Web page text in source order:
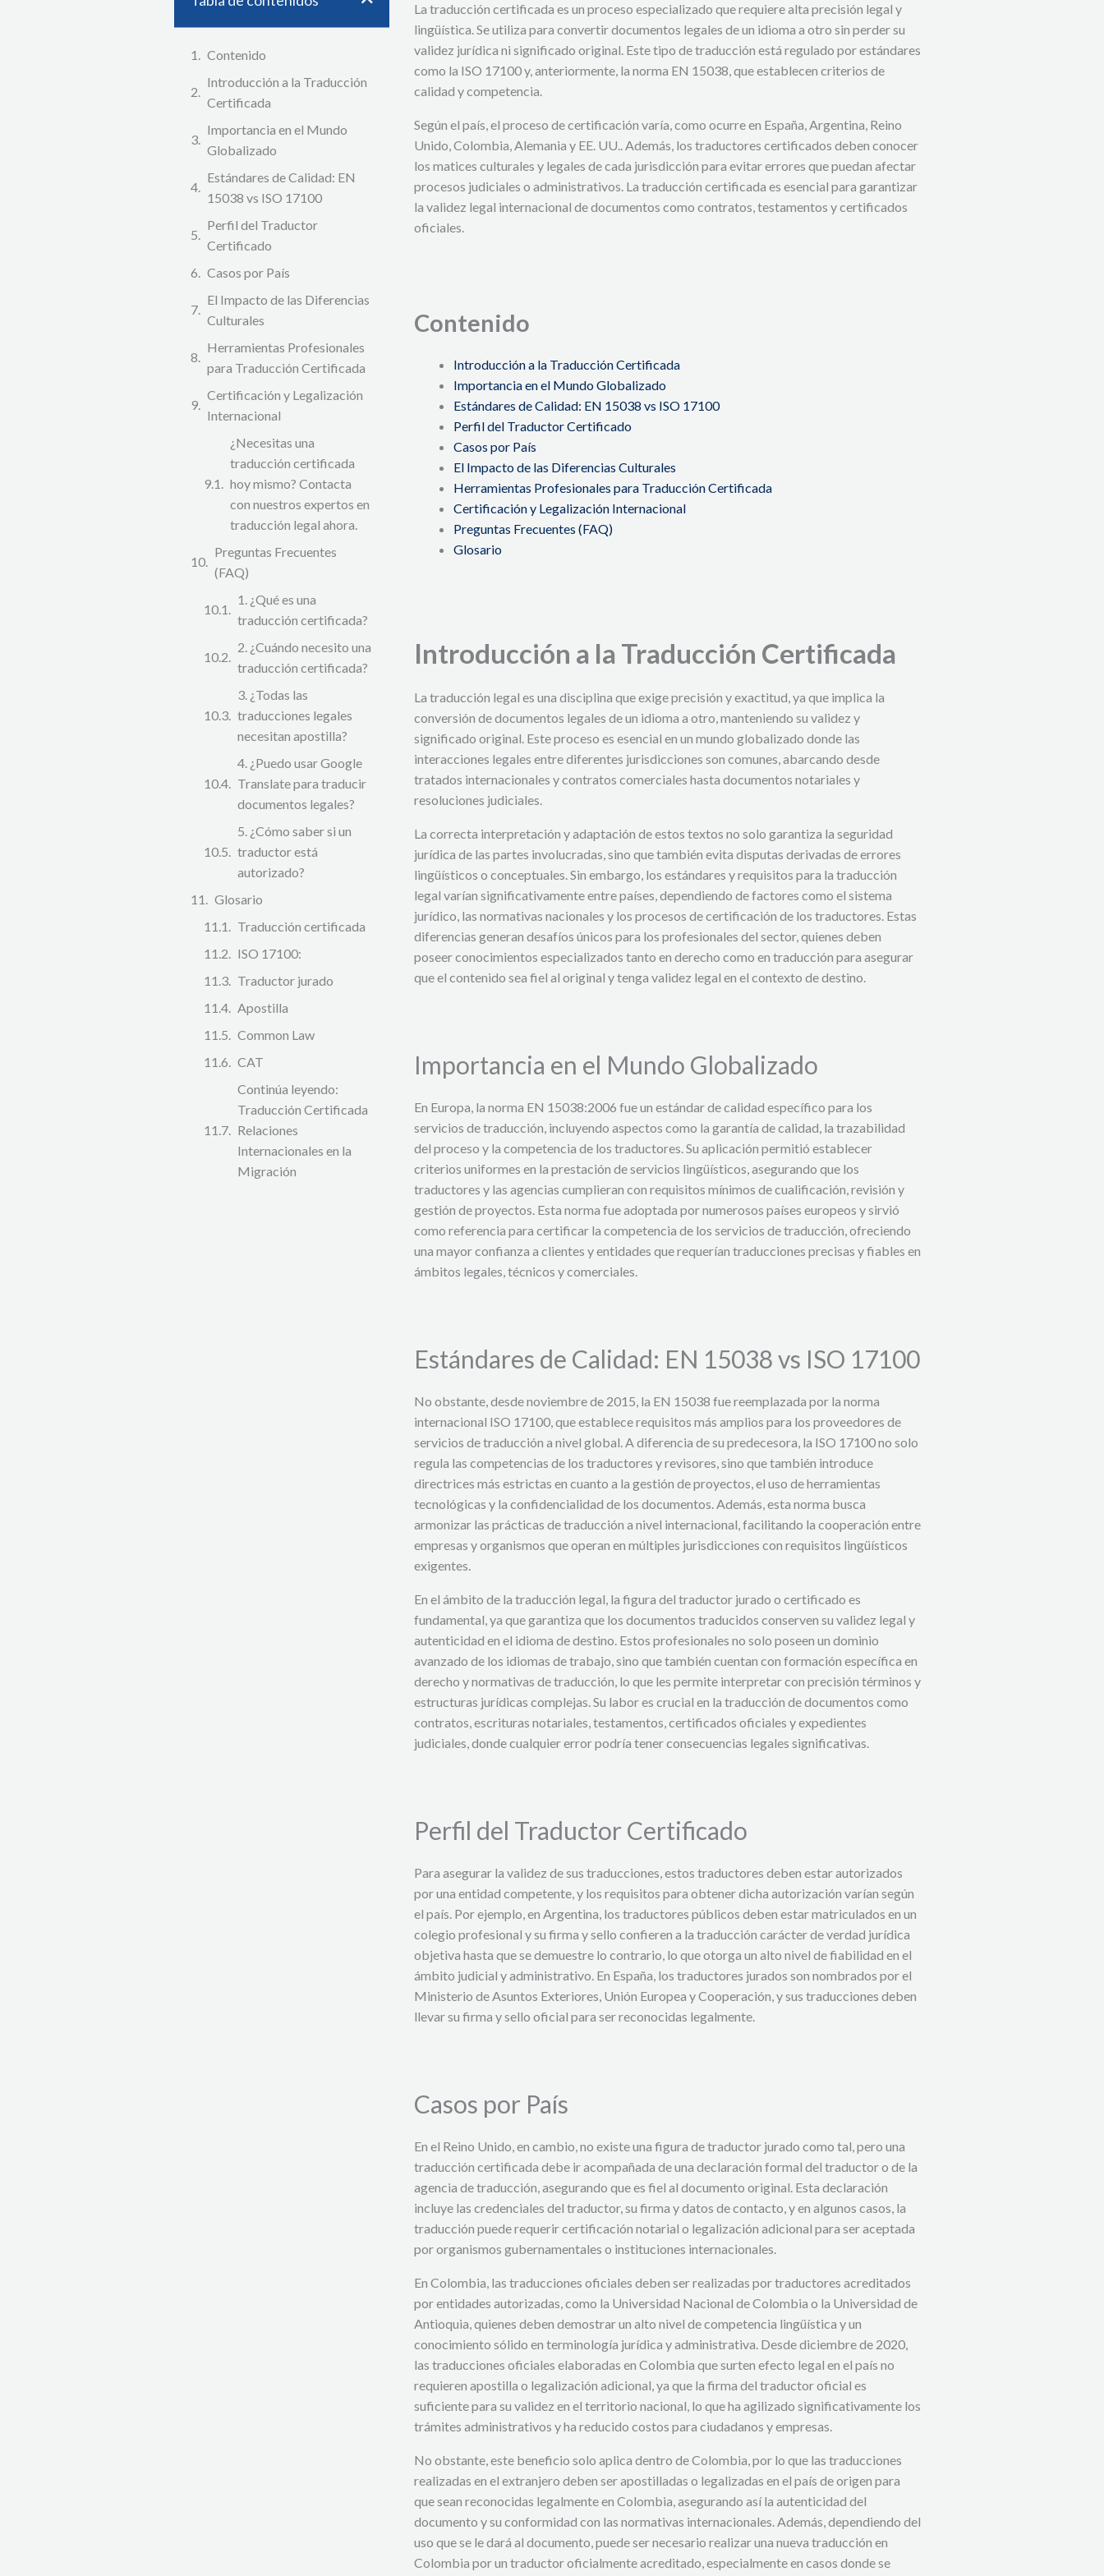
Contenido
Introducción a la Traducción
Certificada
Importancia en el Mundo
Globalizado
Estándares de Calidad: EN
15038 vs ISO 17100
Perfil del Traductor
Certificado
Casos por País
El Impacto de las Diferencias
Culturales
Herramientas Profesionales
para Traducción Certificada
Certificación y Legalización
Internacional
¿Necesitas una
traducción certificada
hoy mismo? Contacta
con nuestros expertos en
traducción legal ahora.
Preguntas Frecuentes
(FAQ)
1. ¿Qué es una
traducción certificada?
2. ¿Cuándo necesito una
traducción certificada?
3. ¿Todas las
traducciones legales
necesitan apostilla?
4. ¿Puedo usar Google
Translate para traducir
documentos legales?
5. ¿Cómo saber si un
traductor está
autorizado?
Glosario
Traducción certificada
ISO 17100:
Traductor jurado
Apostilla
Common Law
CAT
Continúa leyendo:
Traducción Certificada
Relaciones
Internacionales en la
Migración
La traducción certificada es un proceso especializado que requiere alta precisión legal y
lingüística. Se utiliza para convertir documentos legales de un idioma a otro sin perder su
validez jurídica ni significado original. Este tipo de traducción está regulado por estándares
como la ISO 17100 y, anteriormente, la norma EN 15038, que establecen criterios de
calidad y competencia.
Según el país, el proceso de certificación varía, como ocurre en España, Argentina, Reino
Unido, Colombia, Alemania y EE. UU.. Además, los traductores certificados deben conocer
los matices culturales y legales de cada jurisdicción para evitar errores que puedan afectar
procesos judiciales o administrativos. La traducción certificada es esencial para garantizar
la validez legal internacional de documentos como contratos, testamentos y certificados
oficiales.
Contenido
Introducción a la Traducción Certificada
Importancia en el Mundo Globalizado
Estándares de Calidad: EN 15038 vs ISO 17100
Perfil del Traductor Certificado
Casos por País
El Impacto de las Diferencias Culturales
Herramientas Profesionales para Traducción Certificada
Certificación y Legalización Internacional
Preguntas Frecuentes (FAQ)
Glosario
Introducción a la Traducción Certificada
La traducción legal es una disciplina que exige precisión y exactitud, ya que implica la
conversión de documentos legales de un idioma a otro, manteniendo su validez y
significado original. Este proceso es esencial en un mundo globalizado donde las
interacciones legales entre diferentes jurisdicciones son comunes, abarcando desde
tratados internacionales y contratos comerciales hasta documentos notariales y
resoluciones judiciales.
La correcta interpretación y adaptación de estos textos no solo garantiza la seguridad
jurídica de las partes involucradas, sino que también evita disputas derivadas de errores
lingüísticos o conceptuales. Sin embargo, los estándares y requisitos para la traducción
legal varían significativamente entre países, dependiendo de factores como el sistema
jurídico, las normativas nacionales y los procesos de certificación de los traductores. Estas
diferencias generan desafíos únicos para los profesionales del sector, quienes deben
poseer conocimientos especializados tanto en derecho como en traducción para asegurar
que el contenido sea fiel al original y tenga validez legal en el contexto de destino.
Importancia en el Mundo Globalizado
En Europa, la norma EN 15038:2006 fue un estándar de calidad específico para los
servicios de traducción, incluyendo aspectos como la garantía de calidad, la trazabilidad
del proceso y la competencia de los traductores. Su aplicación permitió establecer
criterios uniformes en la prestación de servicios lingüísticos, asegurando que los
traductores y las agencias cumplieran con requisitos mínimos de cualificación, revisión y
gestión de proyectos. Esta norma fue adoptada por numerosos países europeos y sirvió
como referencia para certificar la competencia de los servicios de traducción, ofreciendo
una mayor confianza a clientes y entidades que requerían traducciones precisas y fiables en
ámbitos legales, técnicos y comerciales.
Estándares de Calidad: EN 15038 vs ISO 17100
No obstante, desde noviembre de 2015, la EN 15038 fue reemplazada por la norma
internacional ISO 17100, que establece requisitos más amplios para los proveedores de
servicios de traducción a nivel global. A diferencia de su predecesora, la ISO 17100 no solo
regula las competencias de los traductores y revisores, sino que también introduce
directrices más estrictas en cuanto a la gestión de proyectos, el uso de herramientas
tecnológicas y la confidencialidad de los documentos. Además, esta norma busca
armonizar las prácticas de traducción a nivel internacional, facilitando la cooperación entre
empresas y organismos que operan en múltiples jurisdicciones con requisitos lingüísticos
exigentes.
En el ámbito de la traducción legal, la figura del traductor jurado o certificado es
fundamental, ya que garantiza que los documentos traducidos conserven su validez legal y
autenticidad en el idioma de destino. Estos profesionales no solo poseen un dominio
avanzado de los idiomas de trabajo, sino que también cuentan con formación específica en
derecho y normativas de traducción, lo que les permite interpretar con precisión términos y
estructuras jurídicas complejas. Su labor es crucial en la traducción de documentos como
contratos, escrituras notariales, testamentos, certificados oficiales y expedientes
judiciales, donde cualquier error podría tener consecuencias legales significativas.
Perfil del Traductor Certificado
Para asegurar la validez de sus traducciones, estos traductores deben estar autorizados
por una entidad competente, y los requisitos para obtener dicha autorización varían según
el país. Por ejemplo, en Argentina, los traductores públicos deben estar matriculados en un
colegio profesional y su firma y sello confieren a la traducción carácter de verdad jurídica
objetiva hasta que se demuestre lo contrario, lo que otorga un alto nivel de fiabilidad en el
ámbito judicial y administrativo. En España, los traductores jurados son nombrados por el
Ministerio de Asuntos Exteriores, Unión Europea y Cooperación, y sus traducciones deben
llevar su firma y sello oficial para ser reconocidas legalmente.
Casos por País
En el Reino Unido, en cambio, no existe una figura de traductor jurado como tal, pero una
traducción certificada debe ir acompañada de una declaración formal del traductor o de la
agencia de traducción, asegurando que es fiel al documento original. Esta declaración
incluye las credenciales del traductor, su firma y datos de contacto, y en algunos casos, la
traducción puede requerir certificación notarial o legalización adicional para ser aceptada
por organismos gubernamentales o instituciones internacionales.
En Colombia, las traducciones oficiales deben ser realizadas por traductores acreditados
por entidades autorizadas, como la Universidad Nacional de Colombia o la Universidad de
Antioquia, quienes deben demostrar un alto nivel de competencia lingüística y un
conocimiento sólido en terminología jurídica y administrativa. Desde diciembre de 2020,
las traducciones oficiales elaboradas en Colombia que surten efecto legal en el país no
requieren apostilla o legalización adicional, ya que la firma del traductor oficial es
suficiente para su validez en el territorio nacional, lo que ha agilizado significativamente los
trámites administrativos y ha reducido costos para ciudadanos y empresas.
No obstante, este beneficio solo aplica dentro de Colombia, por lo que las traducciones
realizadas en el extranjero deben ser apostilladas o legalizadas en el país de origen para
que sean reconocidas legalmente en Colombia, asegurando así la autenticidad del
documento y su conformidad con las normativas internacionales. Además, dependiendo del
uso que se le dará al documento, puede ser necesario realizar una nueva traducción en
Colombia por un traductor oficialmente acreditado, especialmente en casos donde se